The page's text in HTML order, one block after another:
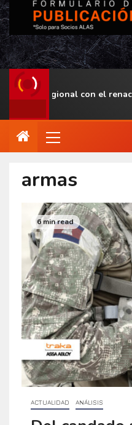
regional con el
armas
6 min read
ACTUALIDAD ANÁLISIS